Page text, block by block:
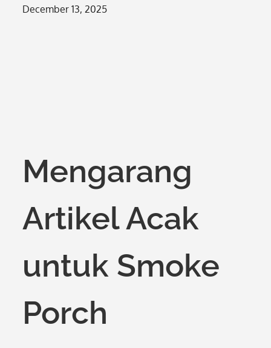
Posted
December 13, 2025
Mengarang
Artikel Acak
untuk Smoke
Porch